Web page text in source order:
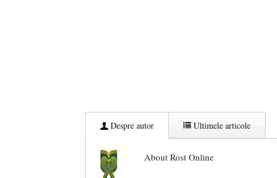
Despre autor Ultimele articole
About Rost Online